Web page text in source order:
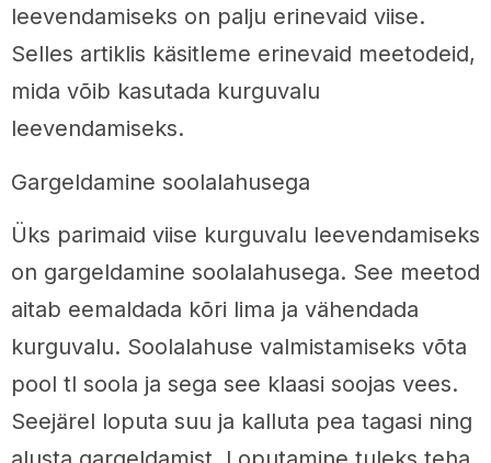
leevendamiseks on palju erinevaid viise.
Selles artiklis käsitleme erinevaid meetodeid,
mida võib kasutada kurguvalu
leevendamiseks.
Gargeldamine soolalahusega
Üks parimaid viise kurguvalu leevendamiseks
on gargeldamine soolalahusega. See meetod
aitab eemaldada kõri lima ja vähendada
kurguvalu. Soolalahuse valmistamiseks võta
pool tl soola ja sega see klaasi soojas vees.
Seejärel loputa suu ja kalluta pea tagasi ning